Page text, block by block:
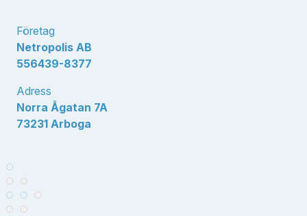
Företag
Netropolis AB
556439-8377
Adress
Norra Ågatan 7A
73231 Arboga